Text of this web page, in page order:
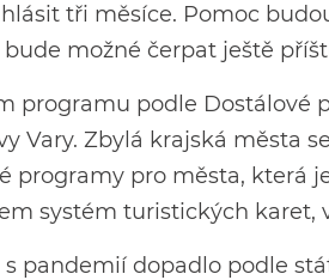
tři měsíce. Pomoc
bude možné čerpat ještě
programu podle Dostálové
Vary. Zbylá krajská města
programy pro města, která
systém turistických karet,
pandemií dopadlo podle